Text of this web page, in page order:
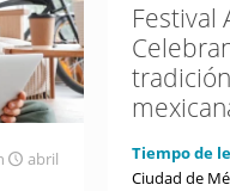
abril
Festival
Tiempo de
Ciudad de